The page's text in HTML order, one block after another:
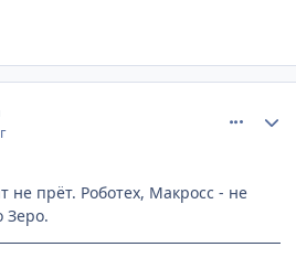
не прёт. Роботех, Макросс - не
Зеро.